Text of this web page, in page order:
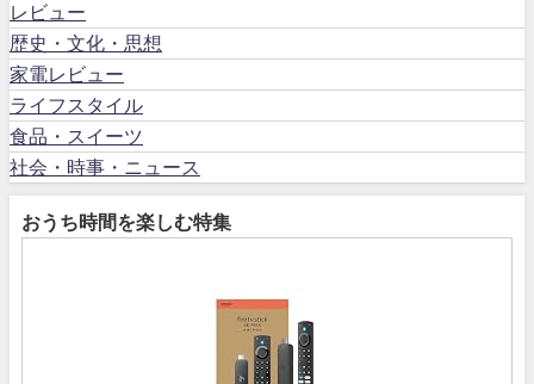
レビュー
歴史・文化・思想
家電レビュー
ライフスタイル
食品・スイーツ
社会・時事・ニュース
おうち時間を楽しむ特集